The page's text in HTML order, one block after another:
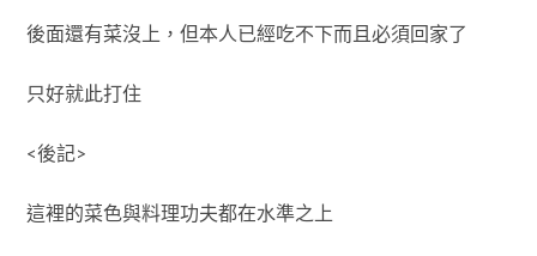
後面還有菜沒上，但本人已經吃不下而且必須回家了
只好就此打住
<後記>
這裡的菜色與料理功夫都在水準之上